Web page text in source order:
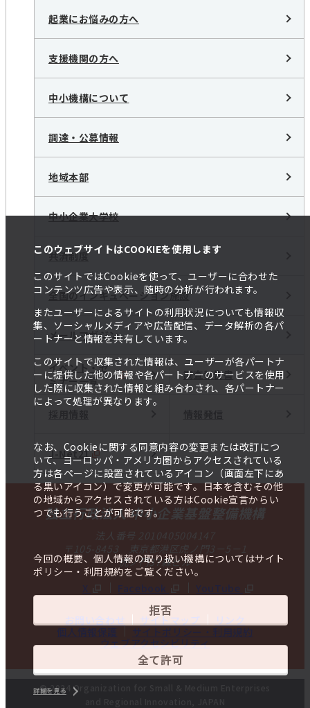
このウェブサイトはCOOKIEを使用します
このサイトではCookieを使って、ユーザーに合わせた
コンテンツ広告や表示、随時の分析が行われます。
またユーザーによるサイトの利用状況についても情報収
集、ソーシャルメディアや広告配信、データ解析の各パ
ートナーと情報を共有しています。
このサイトで収集された情報は、ユーザーが各パートナ
ーに提供した他の情報や各パートナーのサービスを使用
した際に収集された情報と組み合わされ、各パートナー
によって処理が異なります。
なお、Cookieに関する同意内容の変更または改訂につ
いて、ヨーロッパ・アメリカ圏からアクセスされている
方は各ページに設置されているアイコン（画面左下にあ
る黒いアイコン）で変更が可能です。日本を含むその他
の地域からアクセスされている方はCookie宣言からい
つでも行うことが可能です。
今回の概要、個人情報の取り扱い機構についてはサイト
ポリシー・利用規約をご覧ください。
拒否
全て許可
詳細を見る
起業にお悩みの方へ
支援機関の方へ
中小機構について
調達・公募情報
地域本部
中小企業大学校
共済制度
全国のインキュベーション施設
メールマガジン
イベント・セ
ミナー一覧
調査報告書
J-Net21
独立行政法人 中小企業基盤整備機構
法人番号 2010405004147
〒105-8453 東京都港区虎ノ門3－5－1
虎ノ門37森ビル
X
Facebook YouTube
お問い合わせ サイトマップ
リンク
個人情報保護
サイトポリシー・利用規約
ウェブアクセシビリティ
© 2024 Organization for Small & Medium Enterprises